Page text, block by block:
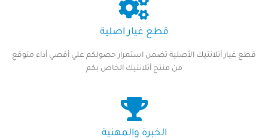
قطع غيار اصلية
قطع غيار أتلانتيك الأصلية تضمن استمرار حصولكم علي أقصي أداء متوقع
من منتج أتلانتيك الخاص بكم
الخبرة والمهنية